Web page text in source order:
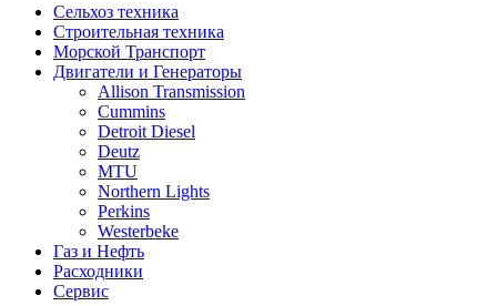
Сельхоз техника
Строительная техника
Морской Транспорт
Двигатели и Генераторы
Allison Transmission
Cummins
Detroit Diesel
Deutz
MTU
Northern Lights
Perkins
Westerbeke
Газ и Нефть
Расходники
Сервис